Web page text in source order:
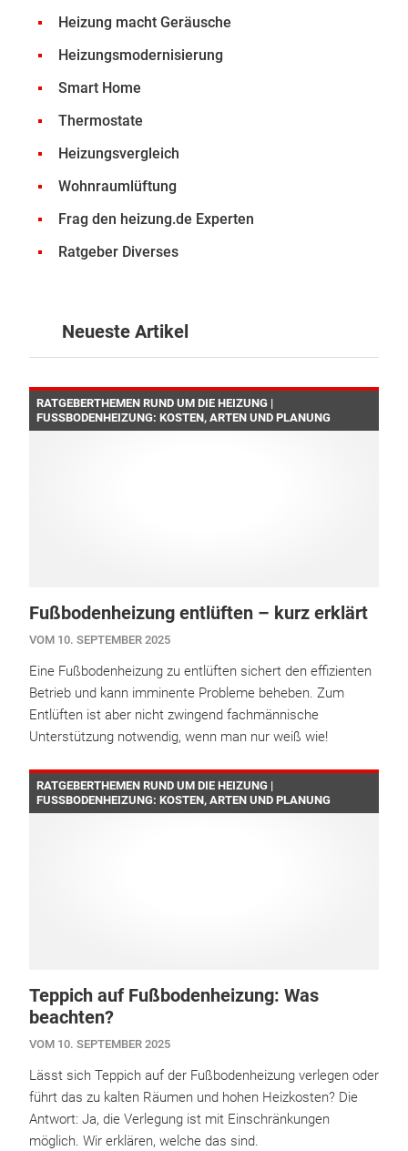
Heizung macht Geräusche
Heizungsmodernisierung
Smart Home
Thermostate
Heizungsvergleich
Wohnraumlüftung
Frag den heizung.de Experten
Ratgeber Diverses
Neueste Artikel
RATGEBERTHEMEN RUND UM DIE HEIZUNG |
FUSSBODENHEIZUNG: KOSTEN, ARTEN UND PLANUNG
Fußbodenheizung entlüften – kurz erklärt
VOM 10. SEPTEMBER 2025
Eine Fußbodenheizung zu entlüften sichert den effizienten
Betrieb und kann imminente Probleme beheben. Zum
Entlüften ist aber nicht zwingend fachmännische
Unterstützung notwendig, wenn man nur weiß wie!
RATGEBERTHEMEN RUND UM DIE HEIZUNG |
FUSSBODENHEIZUNG: KOSTEN, ARTEN UND PLANUNG
Teppich auf Fußbodenheizung: Was
beachten?
VOM 10. SEPTEMBER 2025
Lässt sich Teppich auf der Fußbodenheizung verlegen oder
führt das zu kalten Räumen und hohen Heizkosten? Die
Antwort: Ja, die Verlegung ist mit Einschränkungen
möglich. Wir erklären, welche das sind.